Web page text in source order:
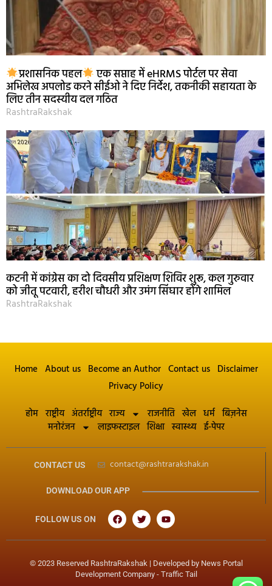
प्रशासनिक पहल एक सप्ताह में eHRMS पोर्टल पर सेवा
अभिलेख अपलोड करने सीईओ ने दिए निर्देश, तकनीकी सहायता के
लिए तीन सदस्यीय दल गठित
RashtraRakshak
कटनी में कांग्रेस का दो दिवसीय प्रशिक्षण शिविर शुरू, कल गुरुवार
को जीतू पटवारी, हरीश चौधरी और उमंग सिंघार होंगे शामिल
RashtraRakshak
Home About us Become an Author Contact us Disclaimer
Privacy Policy
होम राष्ट्रीय अंतर्राष्ट्रीय राज्य राजनीति खेल धर्म बिज़नेस
मनोरंजन
लाइफस्टाइल शिक्षा स्वास्थ्य ई-पेपर
CONTACT US contact@rashtrarakshak.in
DOWNLOAD OUR APP
FOLLOW US ON
© 2023 Reserved RashtraRakshak | Developed by News Portal
Development Company- Traffic Tail